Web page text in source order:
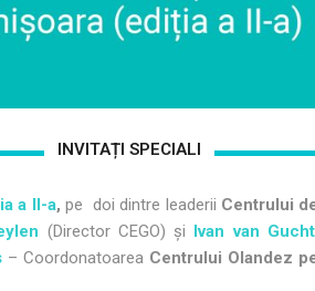
INVITAȚI SPECIALI
a II-a, pe doi dintre leaderii Centrului
(Director CEGO) și Ivan van Gucht
– Coordonatoarea Centrului Olandez